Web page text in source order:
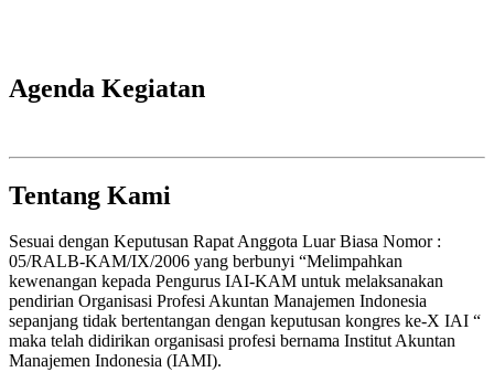
Agenda Kegiatan
Tentang Kami
Sesuai dengan Keputusan Rapat Anggota Luar Biasa Nomor :
05/RALB-KAM/IX/2006 yang berbunyi “Melimpahkan
kewenangan kepada Pengurus IAI-KAM untuk melaksanakan
pendirian Organisasi Profesi Akuntan Manajemen Indonesia
sepanjang tidak bertentangan dengan keputusan kongres ke-X IAI “
maka telah didirikan organisasi profesi bernama Institut Akuntan
Manajemen Indonesia (IAMI).